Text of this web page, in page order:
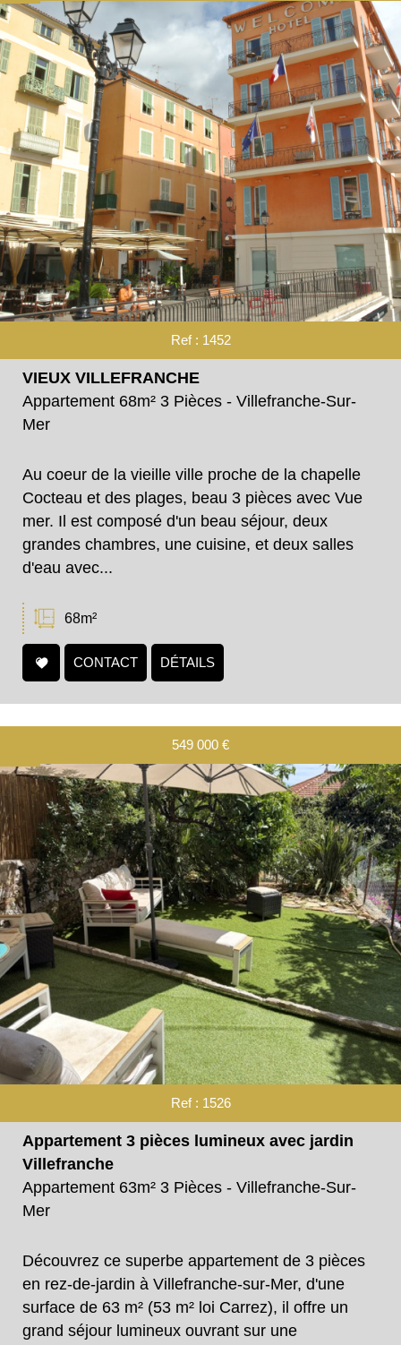
Ref : 1452
VIEUX VILLEFRANCHE
Appartement 68m² 3 Pièces - Villefranche-Sur-
Mer
Au coeur de la vieille ville proche de la chapelle
Cocteau et des plages, beau 3 pièces avec Vue
mer. Il est composé d'un beau séjour, deux
grandes chambres, une cuisine, et deux salles
d'eau avec...
68m²
CONTACT DÉTAILS
549 000 €
Ref : 1526
Appartement 3 pièces lumineux avec jardin
Villefranche
Appartement 63m² 3 Pièces - Villefranche-Sur-
Mer
Découvrez ce superbe appartement de 3 pièces
en rez-de-jardin à Villefranche-sur-Mer, d'une
surface de 63 m² (53 m² loi Carrez), il offre un
grand séjour lumineux ouvrant sur une